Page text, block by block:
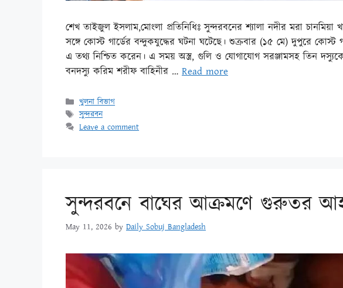
শেখ তাইজুল ইসলাম,মোংলা প্রতিনিধিঃ সুন্দরবনের শ্যালা নদীর মরা
সঙ্গে কোস্ট গার্ডের বন্দুকযুদ্ধের ঘটনা ঘটেছে। শুক্রবার (১৫ মে) দুপুরে কোস্ট
এ তথ্য নিশ্চিত করেন। এ সময় অস্ত্র, গুলি ও যোগাযোগ সরঞ্জামসহ তিন
বনদস্যু করিম শরীফ বাহিনীর … Read more
খুলনা বিভাগ
সুন্দরবন
Leave a comment
সুন্দরবনে বাঘের আক্রমণে গুরুতর
May 11, 2026 by Daily Sobuj Bangladesh